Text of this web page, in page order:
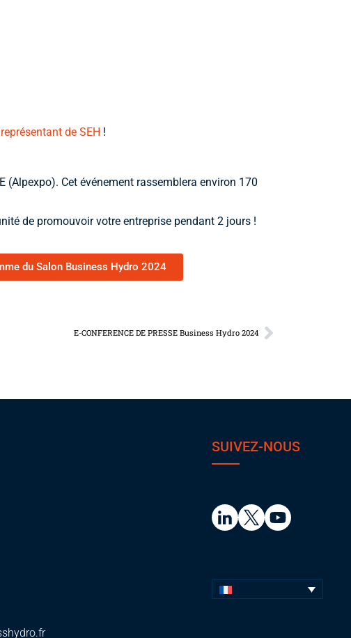
de SEH !
(Alpexpo). Cet événement rassemblera environ 170
de promouvoir votre entreprise pendant 2 jours !
du Salon Business Hydro 2024
E-CONFERENCE DE PRESSE Business Hydro 2024
SUIVEZ-NOUS